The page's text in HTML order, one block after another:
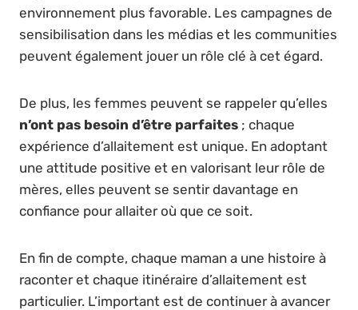
environnement plus favorable. Les campagnes de
sensibilisation dans les médias et les communities
peuvent également jouer un rôle clé à cet égard.
De plus, les femmes peuvent se rappeler qu’elles
n’ont pas besoin d’être parfaites ; chaque
expérience d’allaitement est unique. En adoptant
une attitude positive et en valorisant leur rôle de
mères, elles peuvent se sentir davantage en
confiance pour allaiter où que ce soit.
En fin de compte, chaque maman a une histoire à
raconter et chaque itinéraire d’allaitement est
particulier. L’important est de continuer à avancer